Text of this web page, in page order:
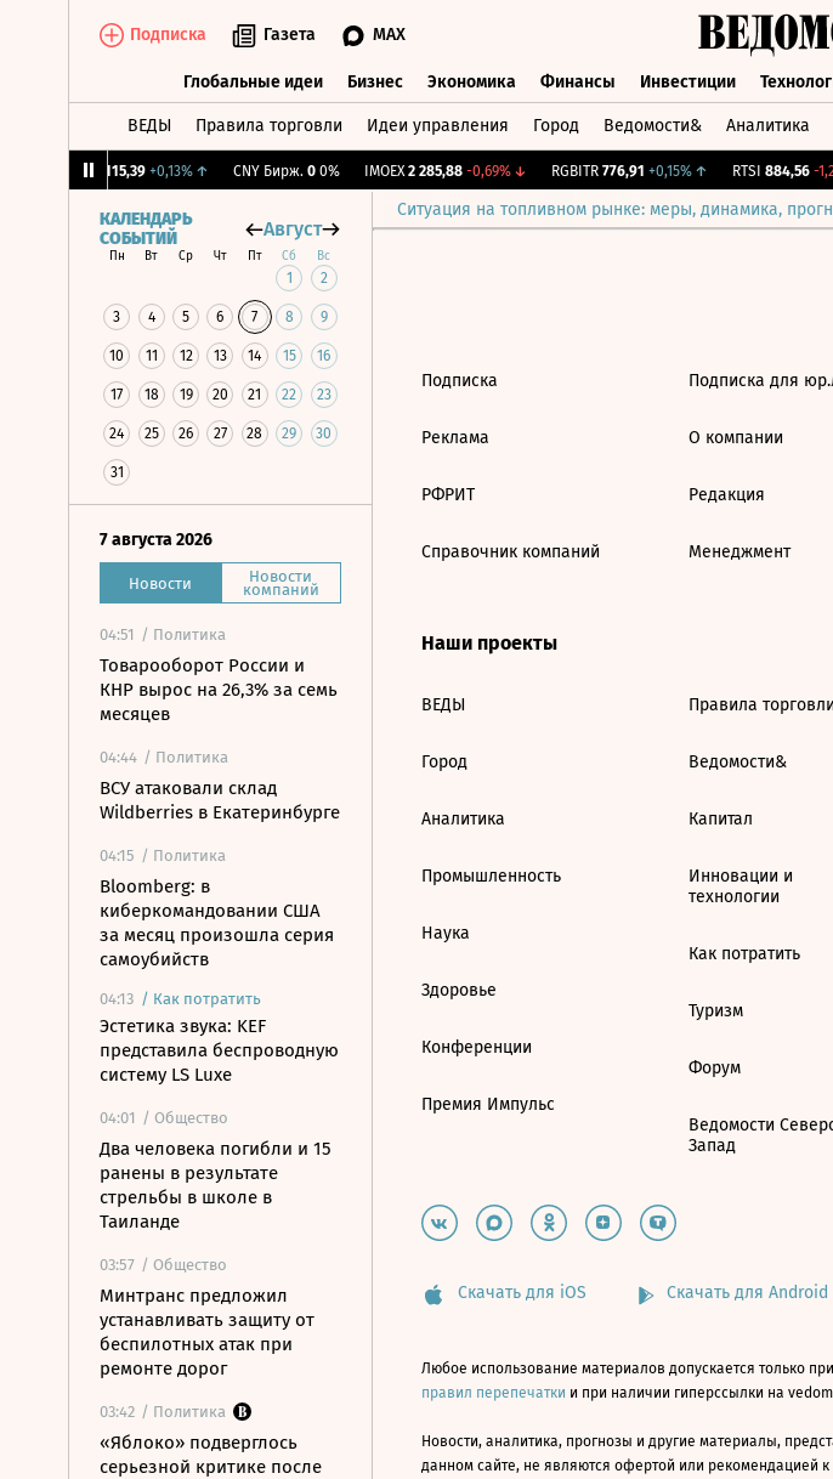
Подписка Газета MAX
Глобальные идеи Бизнес Экономика Финансы Инвестиции
ВЕДЫ Правила торговли Идеи управления Город Ведомости& Аналитика
115,39 +0,13%↑ CNY Бирж. 0 0% IMOEX 2 285,88 -0,69%↓ RGBITR 776,91 +0,15%↑ RTSI 884,56 -
Ситуация на топливном рынке: меры, динамика,
КАЛЕНДАРЬ
СОБЫТИЙ
Август
Пн Вт Ср Чт Пт Сб Вс
1 2
3 4 5 6 7 8 9
10 11 12 13 14 15 16
17 18 19 20 21 22 23
24 25 26 27 28 29 30
31
7 августа 2026
Новости Новости
компаний
04:51 / Политика
Товарооборот России и
КНР вырос на 26,3% за семь
месяцев
04:44 / Политика
ВСУ атаковали склад
Wildberries в Екатеринбурге
04:15 / Политика
Bloomberg: в
киберкомандовании США
за месяц произошла серия
самоубийств
04:13 / Как потратить
Эстетика звука: KEF
представила беспроводную
систему LS Luxe
04:01 / Общество
Два человека погибли и 15
ранены в результате
стрельбы в школе в
Таиланде
03:57 / Общество
Минтранс предложил
устанавливать защиту от
беспилотных атак при
ремонте дорог
03:42 / Политика
«Яблоко» подверглось
серьезной критике после
Подписка
Реклама
РФРИТ
Справочник компаний
Подписка для
О компании
Редакция
Менеджмент
Наши проекты
ВЕДЫ
Город
Аналитика
Промышленность
Наука
Здоровье
Конференции
Премия Импульс
Правила торговли
Ведомости&
Капитал
Инновации и
технологии
Как потратить
Туризм
Форум
Ведомости
Запад
Скачать для iOS Скачать для Android
Любое использование материалов допускается только
правил перепечатки и при наличии гиперссылки на
Новости, аналитика, прогнозы и другие материалы,
данном сайте, не являются офертой или рекомендацией к